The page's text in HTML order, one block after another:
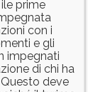
prime
con i
e gli
impegnati
di chi ha
deve